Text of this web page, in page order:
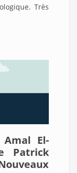
Très
El-
Patrick